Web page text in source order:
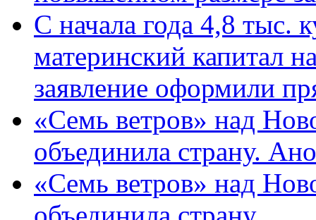
С начала года 4,8 тыс.
материнский капитал
заявление оформили
«Семь ветров» над
объединила страну.
«Семь ветров» над